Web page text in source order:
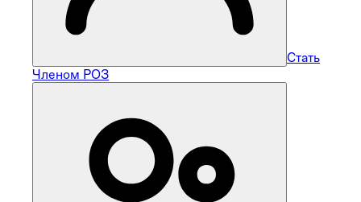
Стать
Членом РОЗ